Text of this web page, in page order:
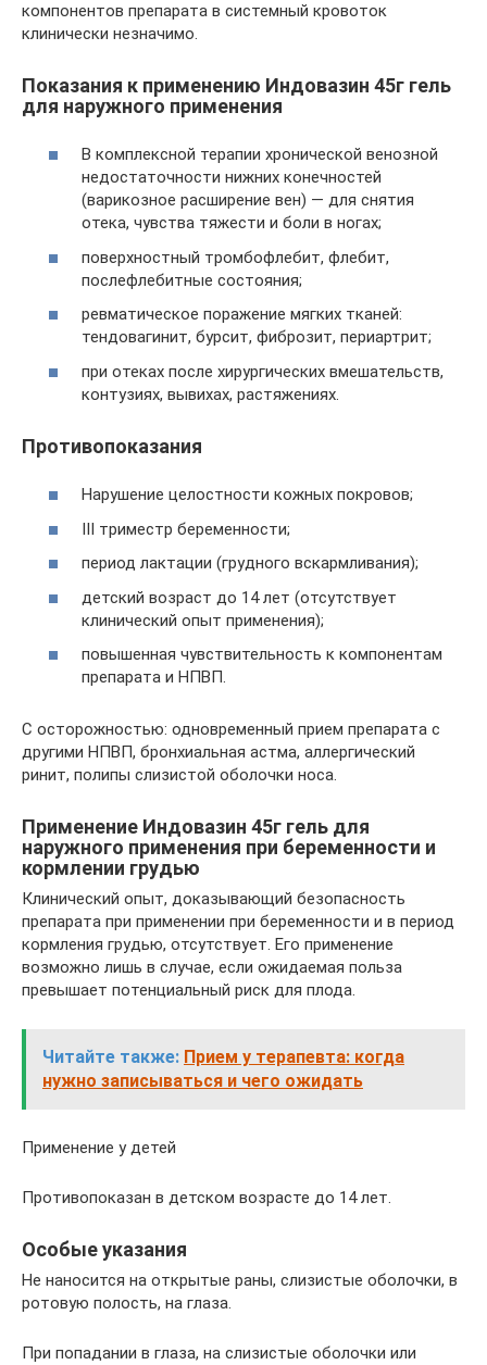
компонентов препарата в системный кровоток
клинически незначимо.
Показания к применению Индовазин 45г гель
для наружного применения
В комплексной терапии хронической венозной
недостаточности нижних конечностей
(варикозное расширение вен) — для снятия
отека, чувства тяжести и боли в ногах;
поверхностный тромбофлебит, флебит,
послефлебитные состояния;
ревматическое поражение мягких тканей:
тендовагинит, бурсит, фиброзит, периартрит;
при отеках после хирургических вмешательств,
контузиях, вывихах, растяжениях.
Противопоказания
Нарушение целостности кожных покровов;
III триместр беременности;
период лактации (грудного вскармливания);
детский возраст до 14 лет (отсутствует
клинический опыт применения);
повышенная чувствительность к компонентам
препарата и НПВП.
С осторожностью: одновременный прием препарата с
другими НПВП, бронхиальная астма, аллергический
ринит, полипы слизистой оболочки носа.
Применение Индовазин 45г гель для
наружного применения при беременности и
кормлении грудью
Клинический опыт, доказывающий безопасность
препарата при применении при беременности и в период
кормления грудью, отсутствует. Его применение
возможно лишь в случае, если ожидаемая польза
превышает потенциальный риск для плода.
Читайте также: Прием у терапевта: когда
нужно записываться и чего ожидать
Применение у детей
Противопоказан в детском возрасте до 14 лет.
Особые указания
Не наносится на открытые раны, слизистые оболочки, в
ротовую полость, на глаза.
При попадании в глаза, на слизистые оболочки или